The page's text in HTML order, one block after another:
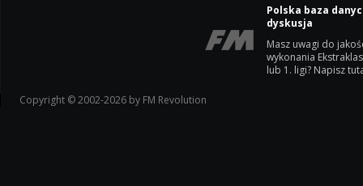
Polska baza
dyskusja
Masz uwagi do
wykonania
lub 1. ligi? Napisz
Copyright © 2002-2026 by FM Revolution